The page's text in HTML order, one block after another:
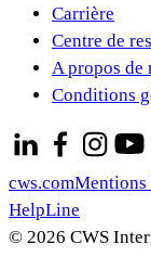
Carrière
Centre de
A propos de
Conditions
cws.comMentions
HelpLine
© 2026 CWS